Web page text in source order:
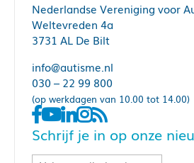
Nederlandse Vereniging voor
Weltevreden 4a
3731 AL De Bilt
info@autisme.nl
030 – 22 99 800
(op werkdagen van 10.00 tot 14.00)
Schrijf je in op onze